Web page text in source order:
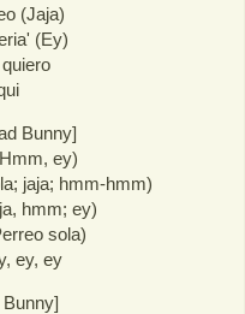
(Jaja)
(Ey)
Bunny]
ey)
jaja; hmm-hmm)
hmm; ey)
sola)
ey, ey